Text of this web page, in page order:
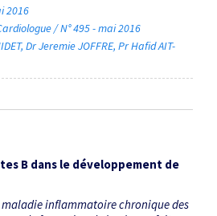
2016
/ N° 495 - mai 2016
Dr Jeremie JOFFRE Pr Hafid AIT-
B dans le développement de
maladie inflammatoire chronique des